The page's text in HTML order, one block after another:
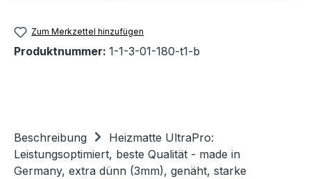
Zum Merkzettel hinzufügen
Produktnummer: 1-1-3-01-180-t1-b
Beschreibung
Heizmatte UltraPro:
Leistungsoptimiert, beste Qualität - made in
Germany, extra dünn (3mm), genäht, starke